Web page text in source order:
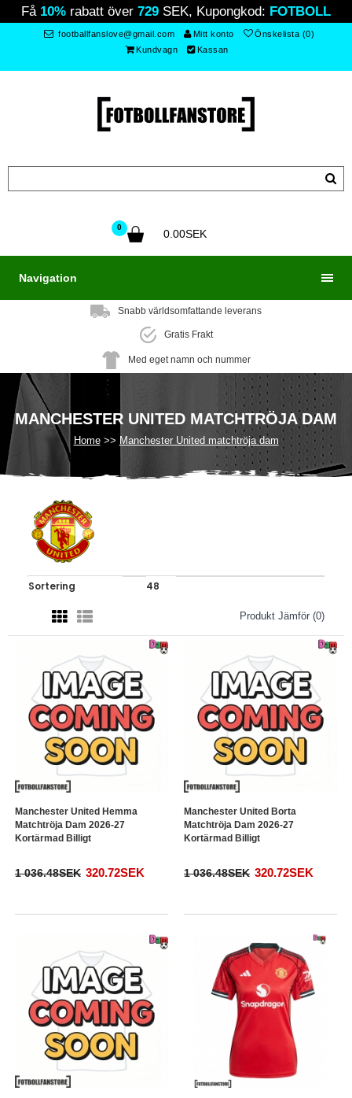
Få 10% rabatt över 729 SEK, Kupongkod: FOTBOLL
footballfanslove@gmail.com Mitt konto
Önskelista (0)
Kundvagn
Kassan
0
0.00SEK
Navigation
Snabb världsomfattande leverans
Gratis Frakt
Med eget namn och nummer
MANCHESTER UNITED MATCHTRÖJA DAM
Home Manchester United matchtröja dam
Produkt Jämför (0)
Manchester United Hemma
Matchtröja Dam 2026-27
Kortärmad Billigt
1 036.48SEK 320.72SEK
Manchester United Borta
Matchtröja Dam 2026-27
Kortärmad Billigt
1 036.48SEK 320.72SEK